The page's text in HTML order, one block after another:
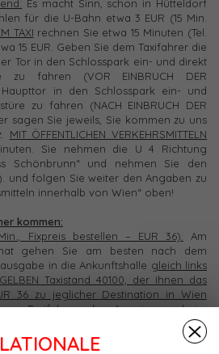
Es macht Sinn, schon in Hütteldorf
für die U-Bahn etwa 3 EUR (15 Min.
TAXI rechnen Sie etwa 15 Minuten (Tel.
15 EUR. Geben Sie dem Taxifahrer die
Tor in den Schlosspark ein- und direkt
zu fahren (VOR EINBRUCH DER
Haupttor in den Schlosspark ein- und
zu fahren (NACH EINBRUCH DER
sagen Sie jeweils, Sie kommen zu uns
MIT ÖFFENTLICHEN VERKEHRSMITTELN
Sie nehmen die U 4 Richtung
Schönbrunn“ und nehmen Sie den
und folgen Sie weiter den Angaben zu
innerhalb von Wien“ oben!
kommen:
Fixpreis bestellen – EUR 36): Am
gehen Sie am besten nach dem
in die Ankunftshalle gleich links
Taxistand 40100, der Ihnen das
36 zu jeglicher Destination in Wien
Taxifahrer die Anweisung, beim
ein- und direkt vor unsere
EINBRUCH DER DUNKELHEIT) bzw.